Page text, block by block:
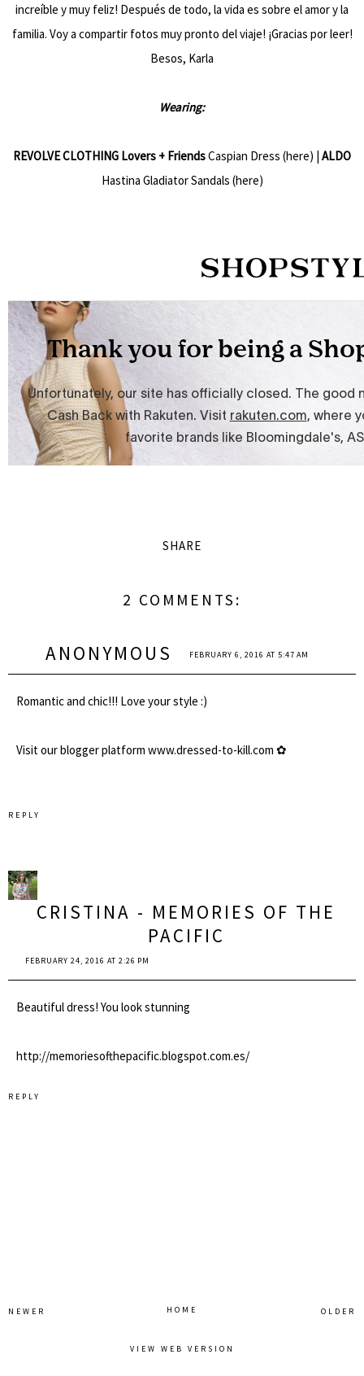
increíble y muy feliz! Después de todo, la vida es sobre el amor y la
familia. Voy a compartir fotos muy pronto del viaje! ¡Gracias por leer!
Besos, Karla
Wearing:
REVOLVE CLOTHING Lovers + FriendsCaspian Dress (here) | ALDO
Hastina Gladiator Sandals (here)
SHARE
2 COMMENTS:
ANONYMOUS FEBRUARY 6, 2016 AT 5:47 AM
Romantic and chic!!! Love your style :)
Visit our blogger platform www.dressed-to-kill.com ✿
REPLY
CRISTINA - MEMORIES OF THE
PACIFIC
FEBRUARY 24, 2016 AT 2:26 PM
Beautiful dress! You look stunning
http://memoriesofthepacific.blogspot.com.es/
REPLY
NEWER OLDER
HOME
VIEW WEB VERSION